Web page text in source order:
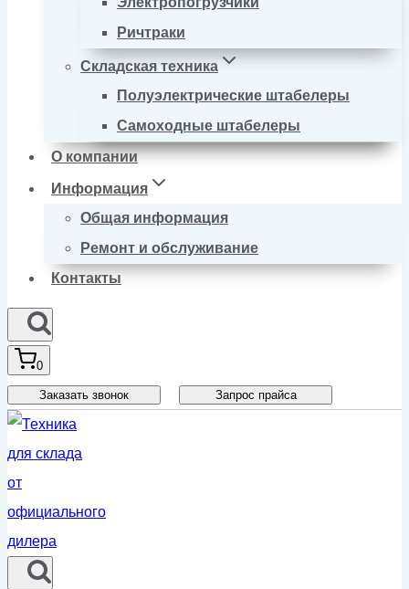
Ричтраки
Складская техника
Полуэлектрические штабелеры
Самоходные штабелеры
О компании
Информация
Общая информация
Ремонт и обслуживание
Контакты
0
Заказать звонок Запрос прайса